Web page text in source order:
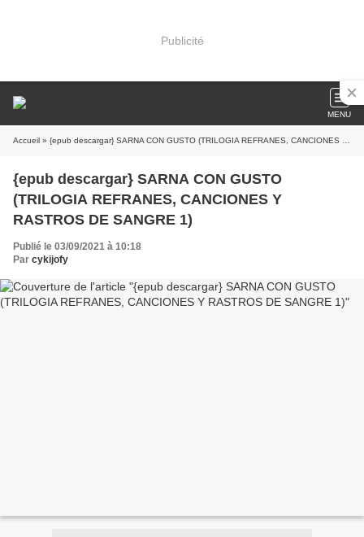
Publicité
MENU
Accueil » {epub descargar} SARNA CON GUSTO (TRILOGIA REFRANES, CANCIONES Y RASTROS DE SANGRE 1)
{epub descargar} SARNA CON GUSTO
(TRILOGIA REFRANES, CANCIONES Y
RASTROS DE SANGRE 1)
Publié le 03/09/2021 à 10:18
Par cykijofy